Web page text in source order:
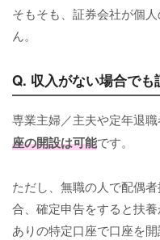
そもそも、証券会社が個
ん。
Q. 収入がない場合でも
専業主婦／主夫や定年退職
座の開設は可能です。
ただし、無職の人で配偶
合、確定申告をすると扶
ありの特定口座で口座を開